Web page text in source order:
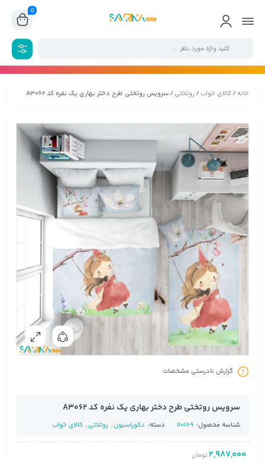
0
خانه/ کالای خواب/ روتختی/ سرویس روتختی طرح دختر بهاری یک نفره کد A3062
گزارش نادرستی مشخصات
سرویس روتختی طرح دختر بهاری یک نفره کد A3062
شناسه محصول: 110189 دسته: دکوراسیون, روتختی, کالای خواب
2,987,000 تومان